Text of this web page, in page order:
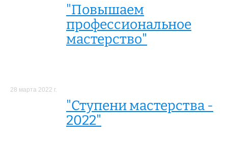
"Повышаем
профессиональное
мастерство"
28 марта 2022 г.
"Ступени мастерства -
2022"